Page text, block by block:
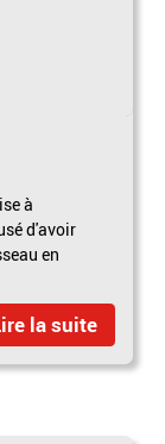
à
d'avoir
en
la suite